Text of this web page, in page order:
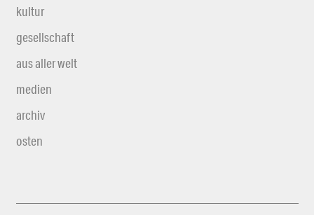
kultur
gesellschaft
aus aller welt
medien
archiv
osten